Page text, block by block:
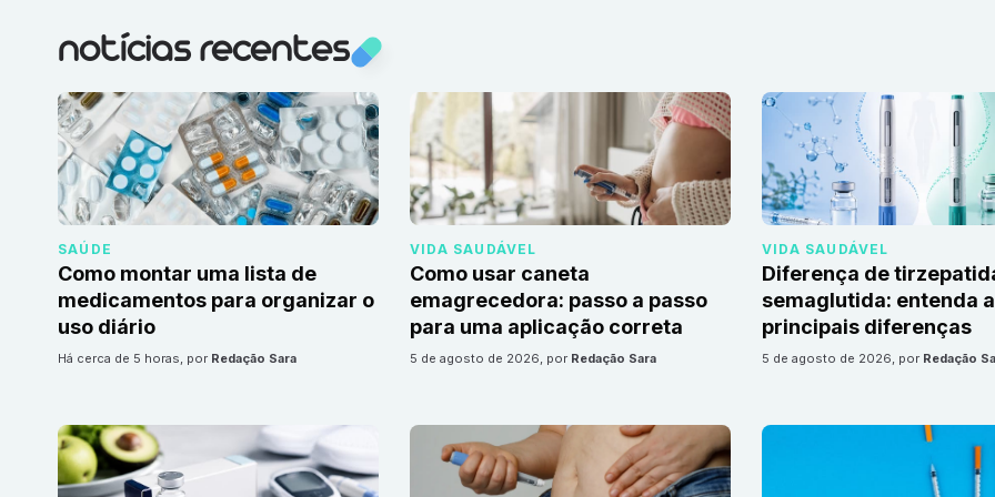
notícias recentes
SAÚDE
Como montar uma lista de
medicamentos para organizar o
uso diário
há cerca de 5 horas, por Redação Sara
VIDA SAUDÁVEL
Como usar caneta
emagrecedora: passo a passo
para uma aplicação correta
5 de agosto de 2026, por Redação Sara
VIDA SAUDÁVEL
Diferença de
semaglutida: entenda
principais diferenças
5 de agosto de 2026, por Redação